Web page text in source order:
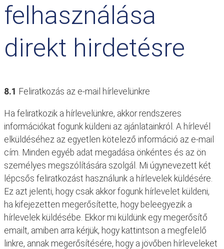
felhasználása
direkt hirdetésre
8.1 Feliratkozás az e-mail hírlevelünkre
Ha feliratkozik a hírlevelünkre, akkor rendszeres
információkat fogunk küldeni az ajánlatainkról. A hírlevél
elküldéséhez az egyetlen kötelező információ az e-mail
cím. Minden egyéb adat megadása önkéntes és az ön
személyes megszólítására szolgál. Mi úgynevezett két
lépcsős feliratkozást használunk a hírlevelek küldésére.
Ez azt jelenti, hogy csak akkor fogunk hírlevelet küldeni,
ha kifejezetten megerősítette, hogy beleegyezik a
hírlevelek küldésébe. Ekkor mi küldünk egy megerősítő
emailt, amiben arra kérjük, hogy kattintson a megfelelő
linkre, annak megerősítésére, hogy a jövőben hírleveleket